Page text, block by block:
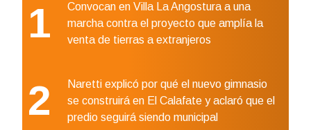
1
Convocan en Villa La Angostura a una
marcha contra el proyecto que amplía la
venta de tierras a extranjeros
2
Naretti explicó por qué el nuevo gimnasio
se construirá en El Calafate y aclaró que el
predio seguirá siendo municipal